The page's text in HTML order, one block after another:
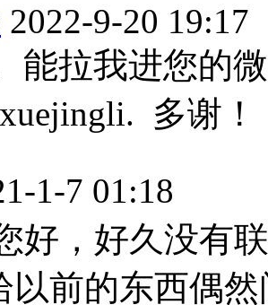
2022-9-20 19:17
能拉我进您的
多谢！
1-7 01:18
好，好久没有
以前的东西偶